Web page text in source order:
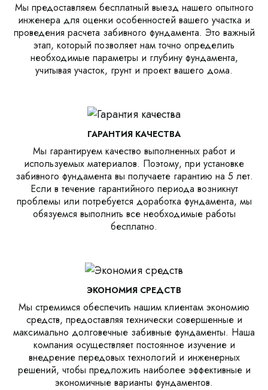
Мы предоставляем бесплатный выезд нашего опытного
инженера для оценки особенностей вашего участка и
проведения расчета забивного фундамента. Это важный
этап, который позволяет нам точно определить
необходимые параметры и глубину фундамента,
учитывая участок, грунт и проект вашего дома.
ГАРАНТИЯ КАЧЕСТВА
Мы гарантируем качество выполненных работ и
используемых материалов. Поэтому, при установке
забивного фундамента вы получаете гарантию на 5 лет.
Если в течение гарантийного периода возникнут
проблемы или потребуется доработка фундамента, мы
обязуемся выполнить все необходимые работы
бесплатно.
ЭКОНОМИЯ СРЕДСТВ
Мы стремимся обеспечить нашим клиентам экономию
средств, предоставляя технически совершенные и
максимально долговечные забивные фундаменты. Наша
компания осуществляет постоянное изучение и
внедрение передовых технологий и инженерных
решений, чтобы предложить наиболее эффективные и
экономичные варианты фундаментов.